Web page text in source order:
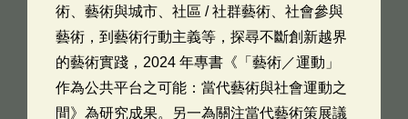
術、藝術與城市、社區 / 社群藝術、社會參與
藝術，到藝術行動主義等，探尋不斷創新越界
的藝術實踐，2024 年專書《「藝術／運動」
作為公共平台之可能：當代藝術與社會運動之
間》為研究成果。另一為關注當代藝術策展議